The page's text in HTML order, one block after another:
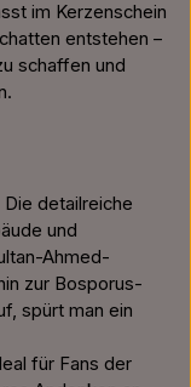
im Kerzenschein
entstehen –
schaffen und
Die detailreiche
und
Ahmed-
zur Bosporus-
spürt man ein
für Fans der